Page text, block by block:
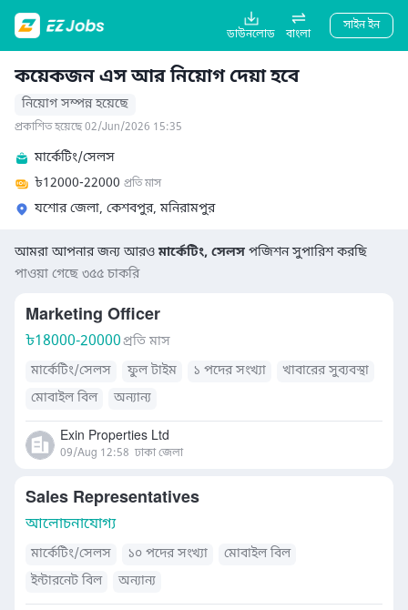
ডাউনলোড বাংলা
সাইন ইন
কয়েকজন এস আর নিয়োগ দেয়া হবে
নিয়োগ সম্পন্ন হয়েছে
প্রকাশিত হয়েছে 02/Jun/2026 15:35
মার্কেটিং/সেলস
৳12000-22000 প্রতি মাস
যশোর জেলা, কেশবপুর, মনিরামপুর
আমরা আপনার জন্য আরওমার্কেটিং, সেলস পজিশন সুপারিশ করছি
পাওয়া গেছে ৩৫৫ চাকরি
Marketing Officer
৳18000-20000প্রতি মাস
মার্কেটিং/সেলস
ফুল টাইম ১ পদের সংখ্যা
খাবারের সুব্যবস্থা
মোবাইল বিল
অন্যান্য
Exin Properties Ltd
09/Aug 12:58 ঢাকা জেলা
Sales Representatives
আলোচনাযোগ্য
মার্কেটিং/সেলস ১০ পদের সংখ্যা
মোবাইল বিল
ইন্টারনেট বিল
অন্যান্য